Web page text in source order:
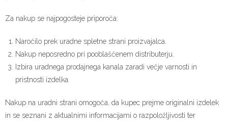
Za nakup se najpogosteje priporoča:
Naročilo prek uradne spletne strani proizvajalca.
Nakup neposredno pri pooblaščenem distributerju.
Izbira uradnega prodajnega kanala zaradi večje varnosti in
pristnosti izdelka.
Nakup na uradni strani omogoča, da kupec prejme originalni izdelek
in se seznani z aktualnimi informacijami o razpoložljivosti ter